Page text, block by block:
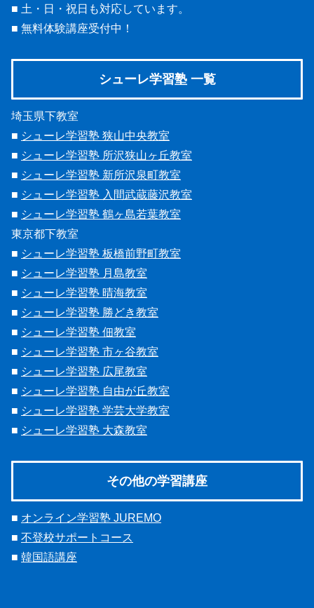
■ 土・日・祝日も対応しています。
■ 無料体験講座受付中！
シューレ学習塾 一覧
埼玉県下教室
■ シューレ学習塾 狭山中央教室
■ シューレ学習塾 所沢狭山ヶ丘教室
■ シューレ学習塾 新所沢泉町教室
■ シューレ学習塾 入間武蔵藤沢教室
■ シューレ学習塾 鶴ヶ島若葉教室
東京都下教室
■ シューレ学習塾 板橋前野町教室
■ シューレ学習塾 月島教室
■ シューレ学習塾 晴海教室
■ シューレ学習塾 勝どき教室
■ シューレ学習塾 佃教室
■ シューレ学習塾 市ヶ谷教室
■ シューレ学習塾 広尾教室
■ シューレ学習塾 自由が丘教室
■ シューレ学習塾 学芸大学教室
■ シューレ学習塾 大森教室
その他の学習講座
■ オンライン学習塾 JUREMO
■ 不登校サポートコース
■ 韓国語講座